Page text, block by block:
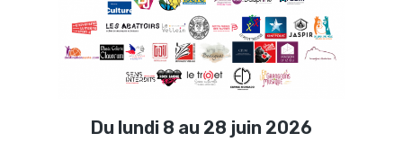
Du lundi 8 au 28 juin 2026